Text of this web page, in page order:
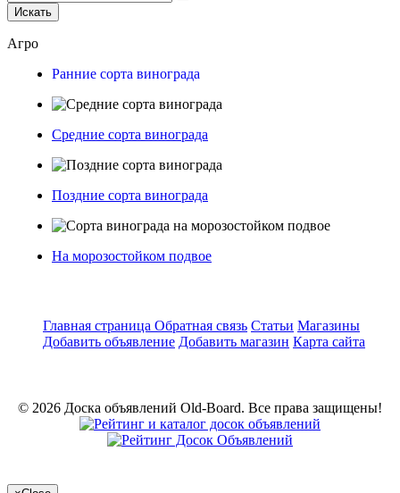
Искать
Агро
Ранние сорта винограда
Средние сорта винограда
Поздние сорта винограда
На морозостойком подвое
Главная страница Обратная связь Статьи Магазины
Добавить объявление Добавить магазин Карта сайта
© 2026 Доска объявлений Old-Board. Все права защищены!